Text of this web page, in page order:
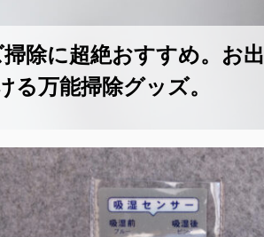
除に超絶おすすめ。お出
万能掃除グッズ。